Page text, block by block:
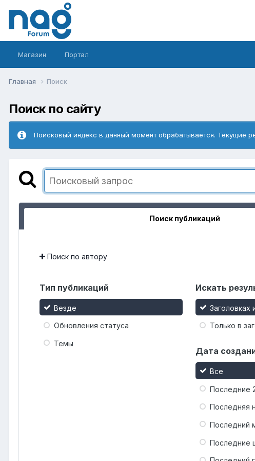
Магазин Портал
Главная Поиск
Поиск по сайту
Поисковый индекс в данный момент обрабатывается. Текущие
Поиск публикаций
Поиск по автору
Тип публикаций
Везде
Обновления статуса
Темы
Искать
Заголовках
Только в
Дата
Все
Последние
Последняя
Последний
Последние